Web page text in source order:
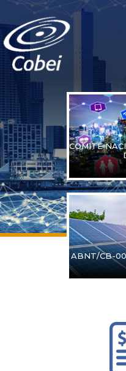
COMITÊ
ABNT/CB-